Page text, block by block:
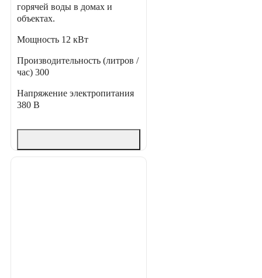
горячей воды в домах и
объектах.
Мощность 12 кВт
Производительность (литров /
час) 300
Напряжение электропитания
380 В